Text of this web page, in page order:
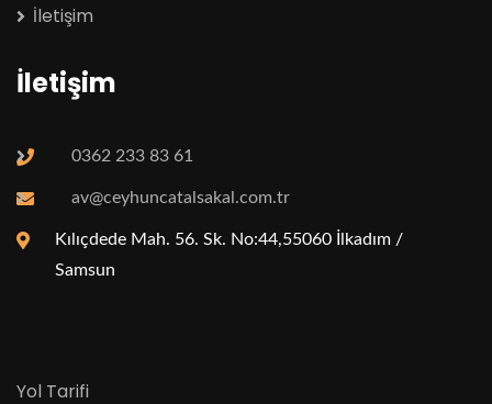
İletişim
İletişim
0362 233 83 61
av@ceyhuncatalsakal.com.tr
Kılıçdede Mah. 56. Sk. No:44,55060 İlkadım /
Samsun
Yol Tarifi